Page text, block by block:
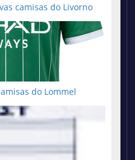
camisas do Livorno
do Lommel